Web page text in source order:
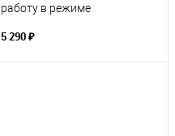
работу в режиме
для АТОЛ 91ФLite/91Ф/92Ф
5 290 ₽